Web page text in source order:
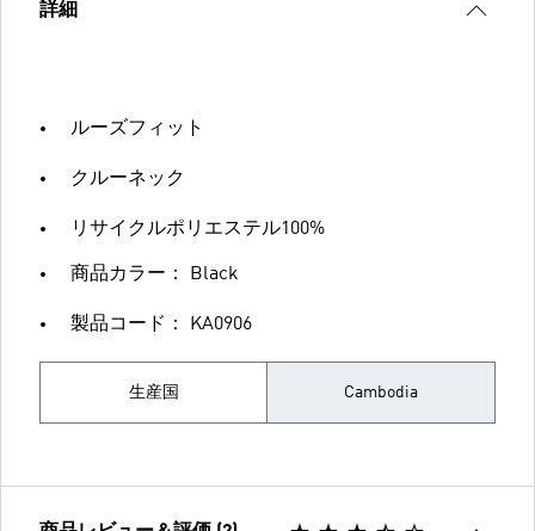
詳細
ルーズフィット
クルーネック
リサイクルポリエステル100%
商品カラー： Black
製品コード： KA0906
生産国 Cambodia